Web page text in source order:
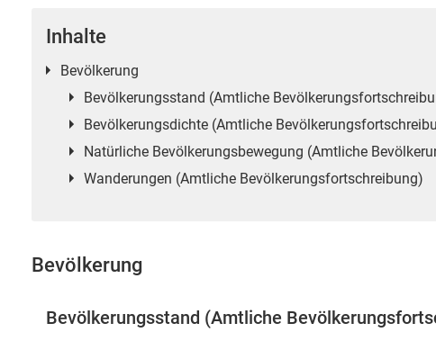
Inhalte
Bevölkerung
Bevölkerungsstand (Amtliche
Bevölkerungsdichte (Amtliche
Natürliche Bevölkerungsbewegung (Amtliche
Wanderungen (Amtliche Bevölkerungsfortschreibung)
Bevölkerung
Bevölkerungsstand (Amtliche